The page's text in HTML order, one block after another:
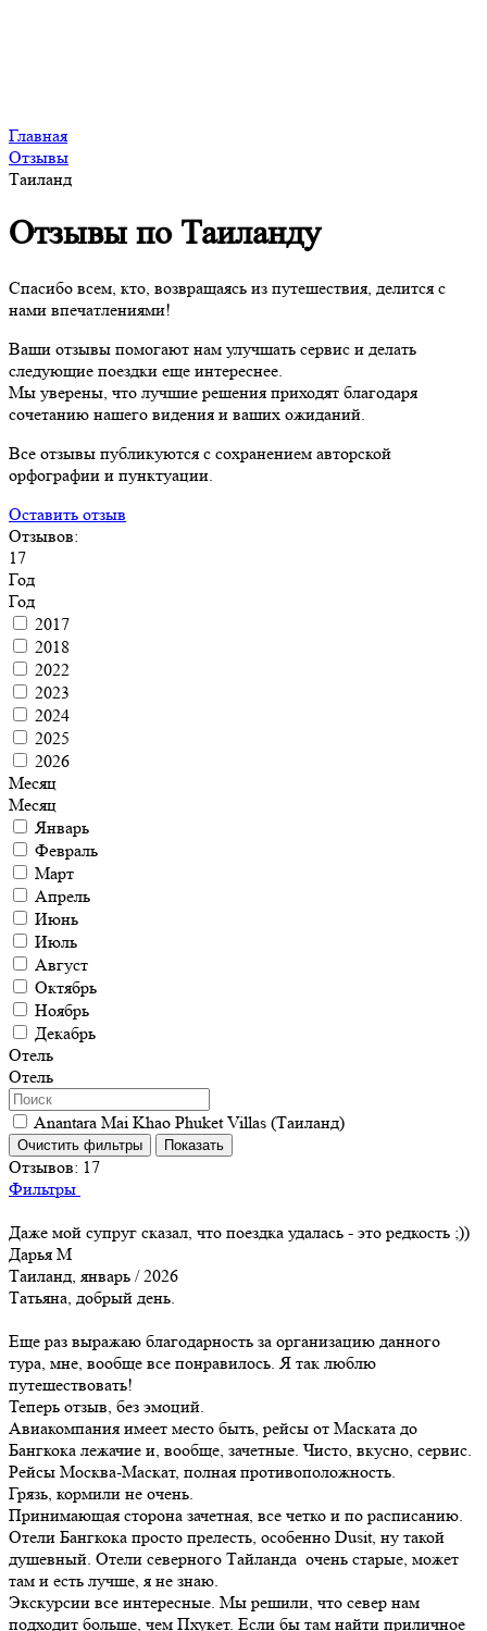
Главная
Отзывы
Таиланд
Отзывы по Таиланду
Спасибо всем, кто, возвращаясь из путешествия, делится с
нами впечатлениями!
Ваши отзывы помогают нам улучшать сервис и делать
следующие поездки еще интереснее.
Мы уверены, что лучшие решения приходят благодаря
сочетанию нашего видения и ваших ожиданий.
Все отзывы публикуются с сохранением авторской
орфографии и пунктуации.
Оставить отзыв
Отзывов:
17
Год
Год
2017
2018
2022
2023
2024
2025
2026
Месяц
Месяц
Январь
Февраль
Март
Апрель
Июнь
Июль
Август
Октябрь
Ноябрь
Декабрь
Отель
Отель
Anantara Mai Khao Phuket Villas (Таиланд)
Отзывов: 17
Фильтры
Даже мой супруг сказал, что поездка удалась - это редкость ;))
Дарья М
Таиланд, январь / 2026
Татьяна, добрый день.
Еще раз выражаю благодарность за организацию данного
тура, мне, вообще все понравилось. Я так люблю
путешествовать!
Теперь отзыв, без эмоций.
Авиакомпания имеет место быть, рейсы от Маската до
Бангкока лежачие и, вообще, зачетные. Чисто, вкусно, сервис.
Рейсы Москва-Маскат, полная противоположность.
Грязь, кормили не очень.
Принимающая сторона зачетная, все четко и по расписанию.
Отели Бангкока просто прелесть, особенно Dusit, ну такой
душевный. Отели северного Тайланда очень старые, может
там и есть лучше, я не знаю.
Экскурсии все интересные. Мы решили, что север нам
подходит больше, чем Пхукет. Если бы там найти приличное